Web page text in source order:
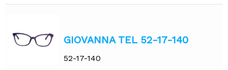
GIOVANNA TEL 52-17-140
52-17-140